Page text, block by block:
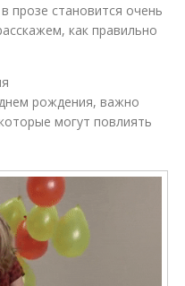
прозе становится очень
как правильно
рождения, важно
могут повлиять